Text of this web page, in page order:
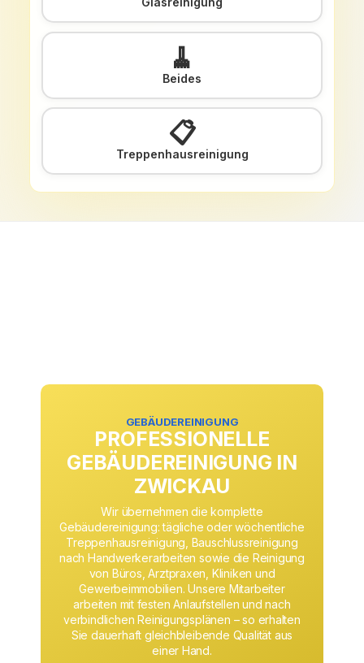
🧹
Beides
📋
Treppenhausreinigung
GEBÄUDEREINIGUNG
PROFESSIONELLE
GEBÄUDEREINIGUNG IN
ZWICKAU
Wir übernehmen die komplette
Gebäudereinigung: tägliche oder wöchentliche
Treppenhausreinigung, Bauschlussreinigung
nach Handwerkerarbeiten sowie die Reinigung
von Büros, Arztpraxen, Kliniken und
Gewerbeimmobilien. Unsere Mitarbeiter
arbeiten mit festen Anlaufstellen und nach
verbindlichen Reinigungsplänen – so erhalten
Sie dauerhaft gleichbleibende Qualität aus
einer Hand.